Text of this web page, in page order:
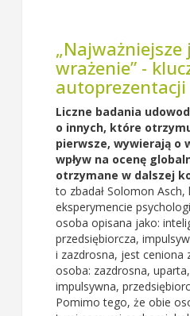
wrażenie” -
autoprezentacji
Liczne badania
o innych, które
pierwsze, wywierają o
wpływ na ocenę
otrzymane w dalszej
to zbadał Solomon
eksperymencie
osoba opisana jako:
przedsiębiorcza,
i zazdrosna, jest ceniona
osoba: zazdrosna,
impulsywna,
Pomimo tego, że obie